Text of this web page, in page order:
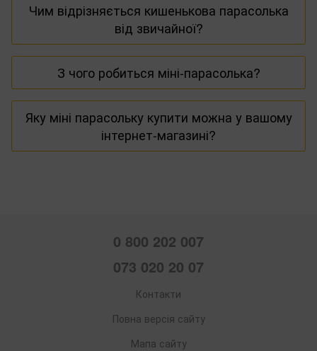
Чим відрізняється кишенькова парасолька
від звичайної?
Його розміри зазвичай не більше 20 см, при цьому у
розкритому положенні він нічим не відрізняється від
З чого робиться міні-парасолька?
Для купола використовуються непромокаючі
нейлон, поліестер, для каркасу – фіберглас або
Яку міні парасольку купити можна у вашому
інтернет-магазині?
0 800 202 007
073 020 20 07
Контакти
Повна версія сайту
Мапа сайту